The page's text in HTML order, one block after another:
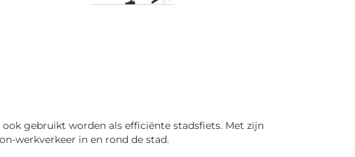
gebruikt worden als efficiënte stadsfiets. Met zijn
werkverkeer in en rond de stad.